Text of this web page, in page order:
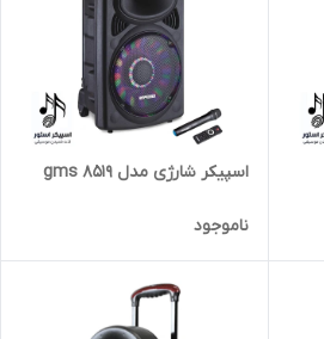
اسپیکر شارژی مدل 8519 gms
ناموجود